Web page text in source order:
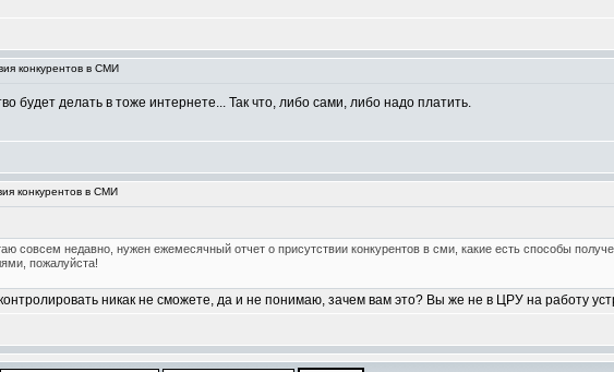
конкурентов в СМИ
будет делать в тоже интернете... Так что, либо сами, либо надо платить.
конкурентов в СМИ
совсем недавно, нужен ежемесячный отчет о присутствии конкурентов в сми, какие есть способы
пожалуйста!
никак не сможете, да и не понимаю, зачем вам это? Вы же не в ЦРУ на работу